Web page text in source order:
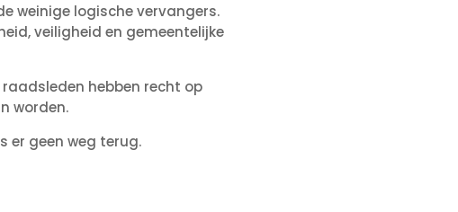
weinige logische vervangers.
veiligheid en gemeentelijke
raadsleden hebben recht op
worden.
er geen weg terug.